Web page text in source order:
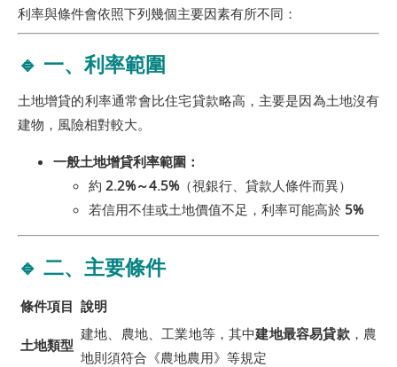
利率與條件會依照下列幾個主要因素有所不同：
🔹 一、利率範圍
土地增貸的利率通常會比住宅貸款略高，主要是因為土地沒有
建物，風險相對較大。
一般土地增貸利率範圍：
約 2.2%～4.5%（視銀行、貸款人條件而異）
若信用不佳或土地價值不足，利率可能高於 5%
🔹 二、主要條件
條件項目 說明
土地類型
建地、農地、工業地等，其中建地最容易貸款，農
地則須符合《農地農用》等規定